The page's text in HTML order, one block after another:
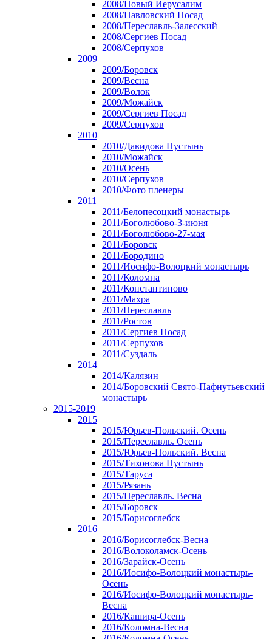
2008/Новый Иерусалим
2008/Павловский Посад
2008/Переславль-Залесский
2008/Сергиев Посад
2008/Серпухов
2009
2009/Боровск
2009/Весна
2009/Волок
2009/Можайск
2009/Сергиев Посад
2009/Серпухов
2010
2010/Давидова Пустынь
2010/Можайск
2010/Осень
2010/Серпухов
2010/Фото пленеры
2011
2011/Белопесоцкий монастырь
2011/Боголюбово-3-июня
2011/Боголюбово-27-мая
2011/Боровск
2011/Бородино
2011/Иосифо-Волоцкий монастырь
2011/Коломна
2011/Константиново
2011/Махра
2011/Переславль
2011/Ростов
2011/Сергиев Посад
2011/Серпухов
2011/Суздаль
2014
2014/Калязин
2014/Боровский Свято-Пафнутьевский
монастырь
2015-2019
2015
2015/Юрьев-Польский. Осень
2015/Переславль. Осень
2015/Юрьев-Польский. Весна
2015/Тихонова Пустынь
2015/Таруса
2015/Рязань
2015/Переславль. Весна
2015/Боровск
2015/Борисоглебск
2016
2016/Борисоглебск-Весна
2016/Волоколамск-Осень
2016/Зарайск-Осень
2016/Иосифо-Волоцкий монастырь-
Осень
2016/Иосифо-Волоцкий монастырь-
Весна
2016/Кашира-Осень
2016/Коломна-Весна